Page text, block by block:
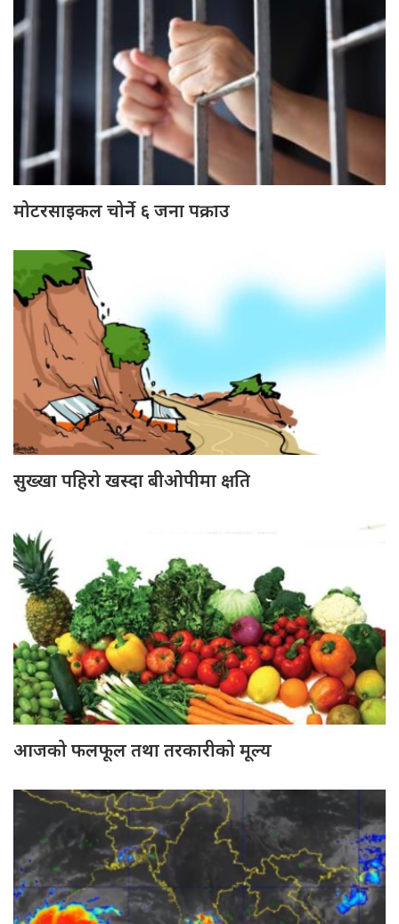
मोटरसाइकल चोर्ने ६ जना पक्राउ
सुख्खा पहिरो खस्दा बीओपीमा क्षति
आजको फलफूल तथा तरकारीको मूल्य